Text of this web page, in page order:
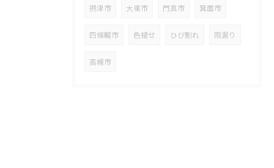
摂津市 大東市 門真市 箕面市
四條畷市 色褪せ ひび割れ 雨漏り
高槻市